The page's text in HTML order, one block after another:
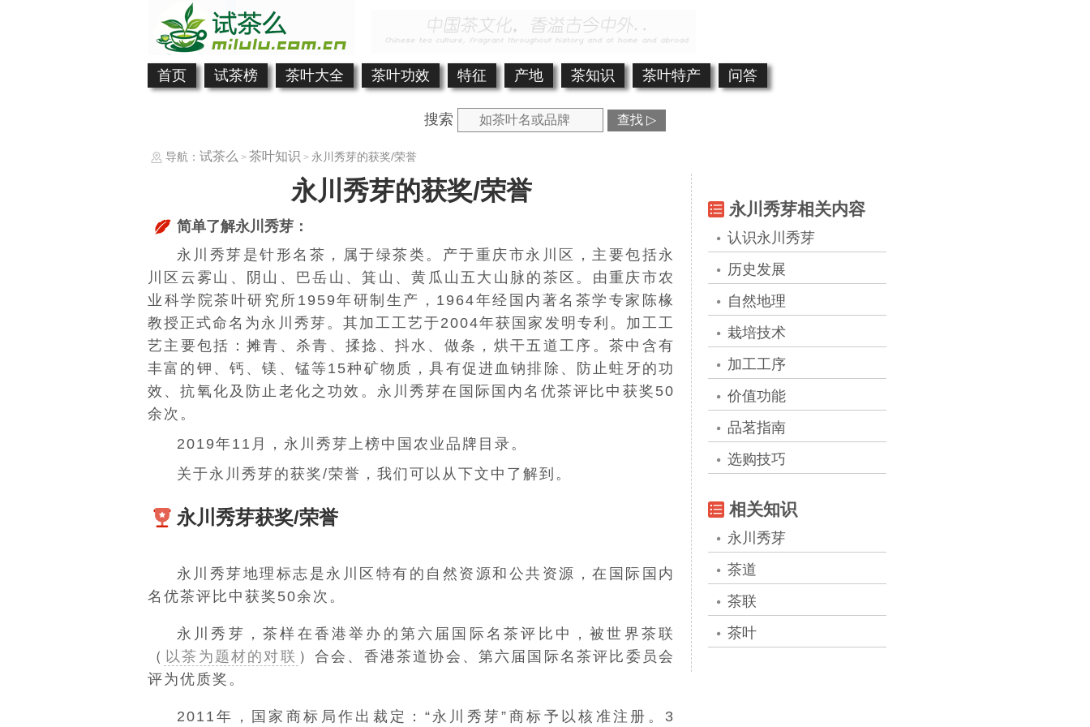
首页 试茶榜 茶叶大全 茶叶功效 特征 产地 茶知识 茶叶特产 问答
搜索 查找 ▷
导航： 试茶么 > 茶叶知识 > 永川秀芽的获奖/荣誉
永川秀芽的获奖/荣誉
简单了解永川秀芽：
永川秀芽是针形名茶，属于绿茶类。产于重庆市永川区
，主要包括永
川区 云雾山 、 阴山 、 巴岳山 、箕山、黄瓜山五大山脉的茶区。由重庆市农
业科学院茶叶研究所1959年研制生产，1964年经国内著名茶学专家 陈椽
教授正式命名为永川秀芽。其加工工艺于2004年获国家发明专利。加工工
艺主要包括：摊青、 杀青 、揉捻、抖水、做条，烘干五道工序。茶中含有
丰富的钾、钙、镁、锰等15种 矿物质 ，具有促进血钠排除、防止蛀牙的功
效、抗氧化及防止老化之功效。永川秀芽在国际国内名优茶评比中获奖50
余次。
2019年11月，永川秀芽上榜中国农业品牌目录。
关于永川秀芽的获奖/荣誉，我们可以从下文中了解到。
永川秀芽获奖/荣誉
永川秀芽地理标志是永川区特有的自然资源和公共资源，在国际国内
名优茶评比中获奖50余次。
永川秀芽，茶样在香港举办的第六届国际名茶评比中，被世界茶联
（ 以茶为题材的对联 ）合会 、香港茶道协会、第六届国际名茶评比委员会
评为优质奖。
2011年， 国家商标局 作出裁定：“永川秀芽”商标予以核准注册。3
永川秀芽相关内容
认识永川秀芽
历史发展
自然地理
栽培技术
加工工序
价值功能
品茗指南
选购技巧
相关知识
永川秀芽
茶道
茶联
茶叶